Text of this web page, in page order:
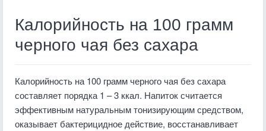
Калорийность на 100 грамм
черного чая без сахара
Калорийность на 100 грамм черного чая без сахара
составляет порядка 1 – 3 ккал. Напиток считается
эффективным натуральным тонизирующим средством,
оказывает бактерицидное действие, восстанавливает